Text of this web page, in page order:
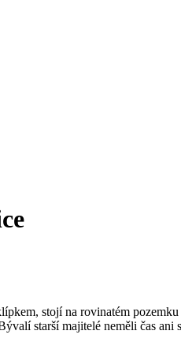
stojí na rovinatém
starší majitelé neměli čas ani